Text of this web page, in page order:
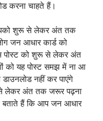
करना चाहते हैं।
आपको शुरू से लेकर अंत तक
जन आधार कार्ड को
पोस्ट को शुरू से लेकर अंत
को यह पोस्ट समझ में ना आ
नहीं कर पाएंगे
लेकर अंत तक जरूर पढ़ना
बताते हैं कि आप जन आधार